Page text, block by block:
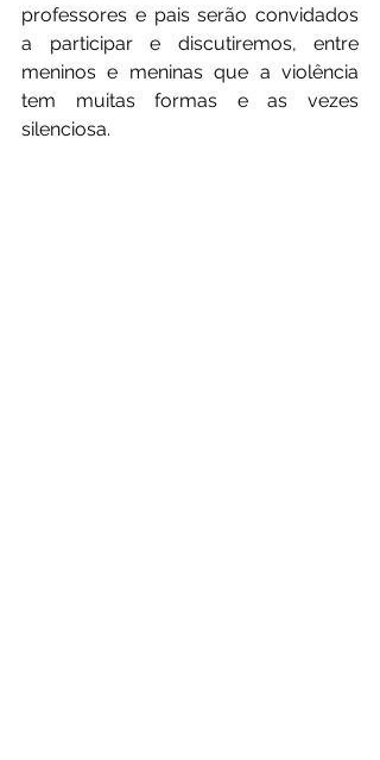
professores e pais serão convidados
a participar e discutiremos, entre
meninos e meninas que a violência
tem muitas formas e as vezes
silenciosa.